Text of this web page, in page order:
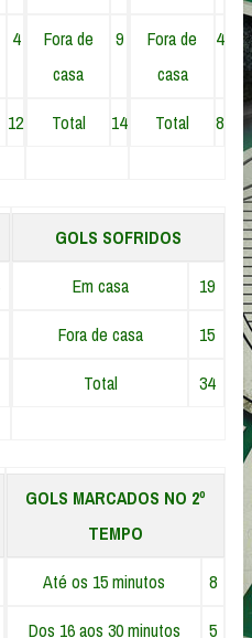
4
12
Fora de
casa
9
Total 14
Fora de
casa
4
Total 8
GOLS SOFRIDOS
Em casa
19
Fora de casa
15
Total
34
GOLS MARCADOS NO 2º
TEMPO
Até os 15 minutos
8
Dos 16 aos 30 minutos
5